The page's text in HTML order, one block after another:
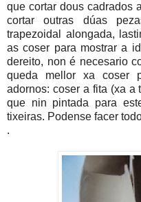
que cortar dous cadrados
cortar outras dúas
trapezoidal alongada,
as coser para mostrar a
dereito, non é necesario
queda mellor xa coser
adornos: coser a fita (xa a
que nin pintada para
tixeiras. Podense facer
.